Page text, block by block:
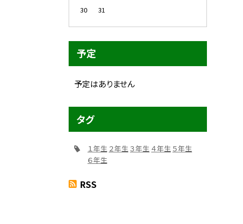
30
31
予定
予定はありません
タグ
１年生 ２年生 ３年生 ４年生 ５年生
６年生
RSS